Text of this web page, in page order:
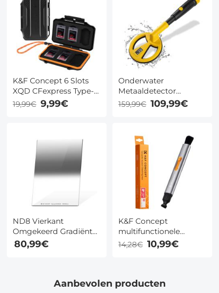
K&F Concept 6 Slots
XQD CFexpress Type-B
Kaarthouder,
Waterbestendige
Schokbestendige
Kaartbeschermingsdoos
Organizer
19,99€ 9,99€
Onderwater
Metaaldetector
Handheld met IP68
Waterdicht Ontwerp
159,99€ 109,99€
ND8 Vierkant
Omgekeerd Gradiënt
Filter 100x150mm K&F
Concept Nano Xcel
80,99€
K&F Concept
multifunctionele
lensreinigingspen,
vervangbare penpunt
14,28€ 10,99€
Aanbevolen producten